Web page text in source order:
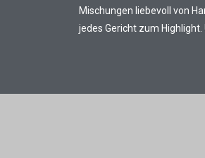
Mischungen liebevoll von
jedes Gericht zum